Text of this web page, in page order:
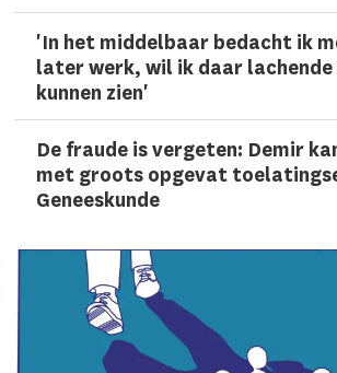
'In het middelbaar bedacht ik
later werk, wil ik daar lachen­de
kunnen zien'
De fraude is vergeten: Demir
met groots opgevat
Geneeskunde